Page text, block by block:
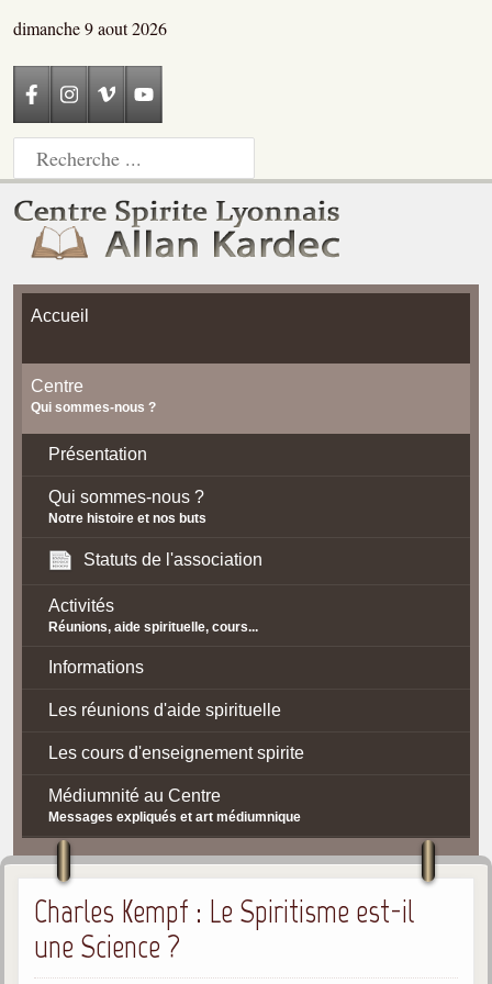
dimanche 9 aout 2026
Accueil
Centre
Qui sommes-nous ?
Présentation
Qui sommes-nous ?
Notre histoire et nos buts
Statuts de l'association
Activités
Réunions, aide spirituelle, cours...
Informations
Les réunions d'aide spirituelle
Les cours d'enseignement spirite
Médiumnité au Centre
Messages expliqués et art médiumnique
Contact / Accès
Plan d'accès
Spiritisme
Charles Kempf : Le Spiritisme est-il
une Science ?